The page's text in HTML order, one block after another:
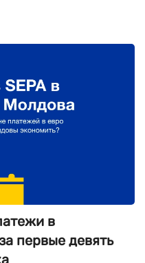
в
первые девять